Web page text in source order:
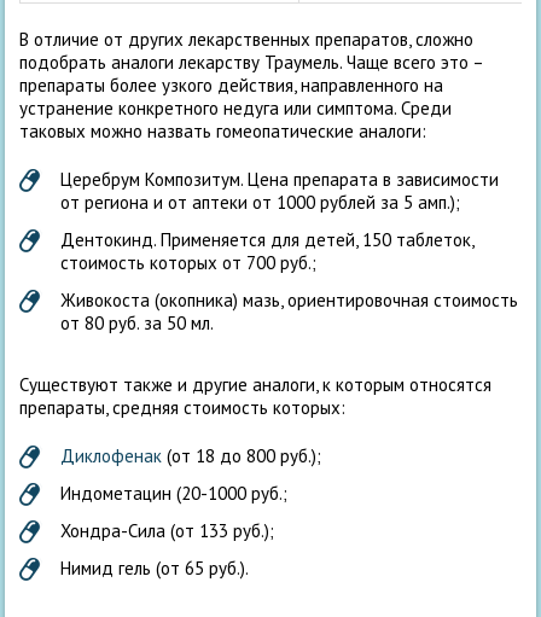
В отличие от других лекарственных препаратов, сложно
подобрать аналоги лекарству Траумель. Чаще всего это –
препараты более узкого действия, направленного на
устранение конкретного недуга или симптома. Среди
таковых можно назвать гомеопатические аналоги:
Церебрум Композитум. Цена препарата в зависимости
от региона и от аптеки от 1000 рублей за 5 амп.);
Дентокинд. Применяется для детей, 150 таблеток,
стоимость которых от 700 руб.;
Живокоста (окопника) мазь, ориентировочная стоимость
от 80 руб. за 50 мл.
Существуют также и другие аналоги, к которым относятся
препараты, средняя стоимость которых:
Диклофенак (от 18 до 800 руб.);
Индометацин (20-1000 руб.;
Хондра-Сила (от 133 руб.);
Нимид гель (от 65 руб.).